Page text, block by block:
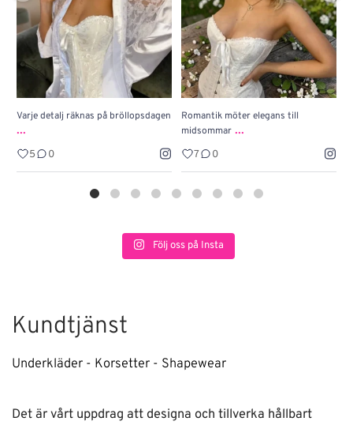
Varje detalj räknas på bröllopsdagen
...
5 0
Romantik möter elegans till
midsommar ...
7 0
Följ oss på Insta
Kundtjänst
Underkläder - Korsetter - Shapewear
Det är vårt uppdrag att designa och tillverka hållbart